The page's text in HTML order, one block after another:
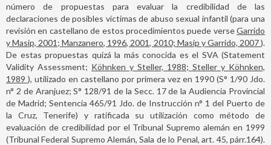
número de propuestas para evaluar la credibilidad de las
declaraciones de posibles víctimas de abuso sexual infantil (para una
revisión en castellano de estos procedimientos puede verseGarrido
y Masip, 2001; Manzanero, 1996, 2001, 2010; Masip y Garrido, 2007).
De estas propuestas quizá la más conocida es el SVA (Statement
Validity Assessment; Köhnken y Steller, 1988; Steller y Köhnken,
1989 ), utilizado en castellano por primera vez en 1990 (S° 1/90 Jdo.
n° 2 de Aranjuez; S° 128/91 de la Secc. 17 de la Audiencia Provincial
de Madrid; Sentencia 465/91 Jdo. de Instrucción n° 1 del Puerto de
la Cruz, Tenerife) y ratificada su utilización como método de
evaluación de credibilidad por el Tribunal Supremo alemán en 1999
(Tribunal Federal Supremo Alemán, Sala de lo Penal, art. 45, párr.164).